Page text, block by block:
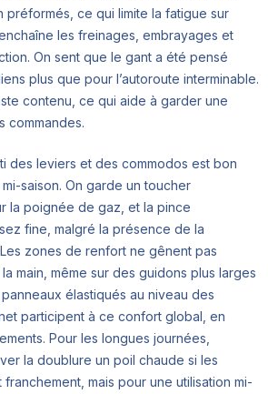
préformés, ce qui limite la fatigue sur
les freinages, embrayages et
On sent que le gant a été pensé
plus que pour l’autoroute interminable.
contenu, ce qui aide à garder une
commandes.
des leviers et des commodos est bon
saison. On garde un toucher
la poignée de gaz, et la pince
fine, malgré la présence de la
zones de renfort ne gênent pas
main, même sur des guidons plus larges
élastiqués au niveau des
participent à ce confort global, en
Pour les longues journées,
la doublure un poil chaude si les
mais pour une utilisation mi-